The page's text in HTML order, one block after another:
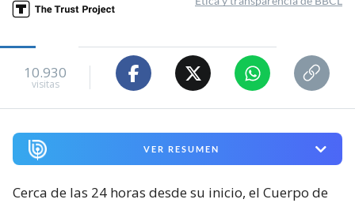
10.930
visitas
VER RESUMEN
Cerca de las 24 horas desde su inicio, el Cuerpo de